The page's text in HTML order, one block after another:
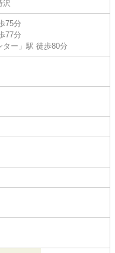
沢
75分
77分
ター 」駅 徒歩80分